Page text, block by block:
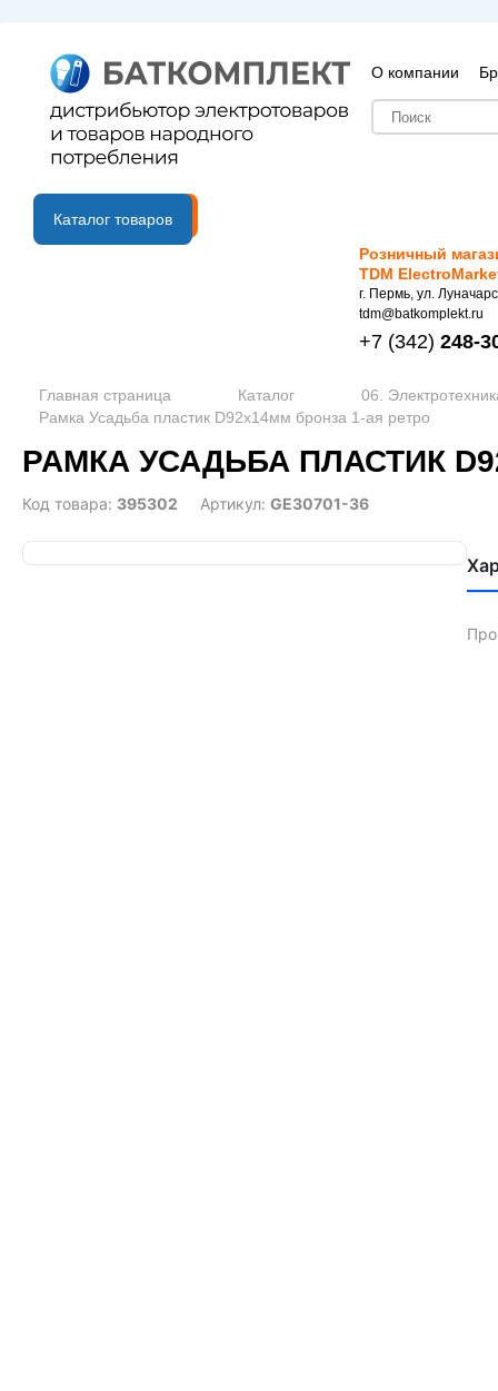
О компании
B2B портал
Каталог товаров
Розничный
TDM
г. Пермь, ул.
tdm@batkomplekt.ru
+7 (342) 248-
Главная страница Каталог
06.
Рамка Усадьба пластик D92x14мм бронза 1-ая ретро
РАМКА УСАДЬБА ПЛАСТИК
Код товара: 395302 Артикул: GE30701-36